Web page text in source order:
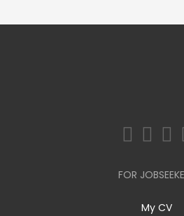
FOR
My CV